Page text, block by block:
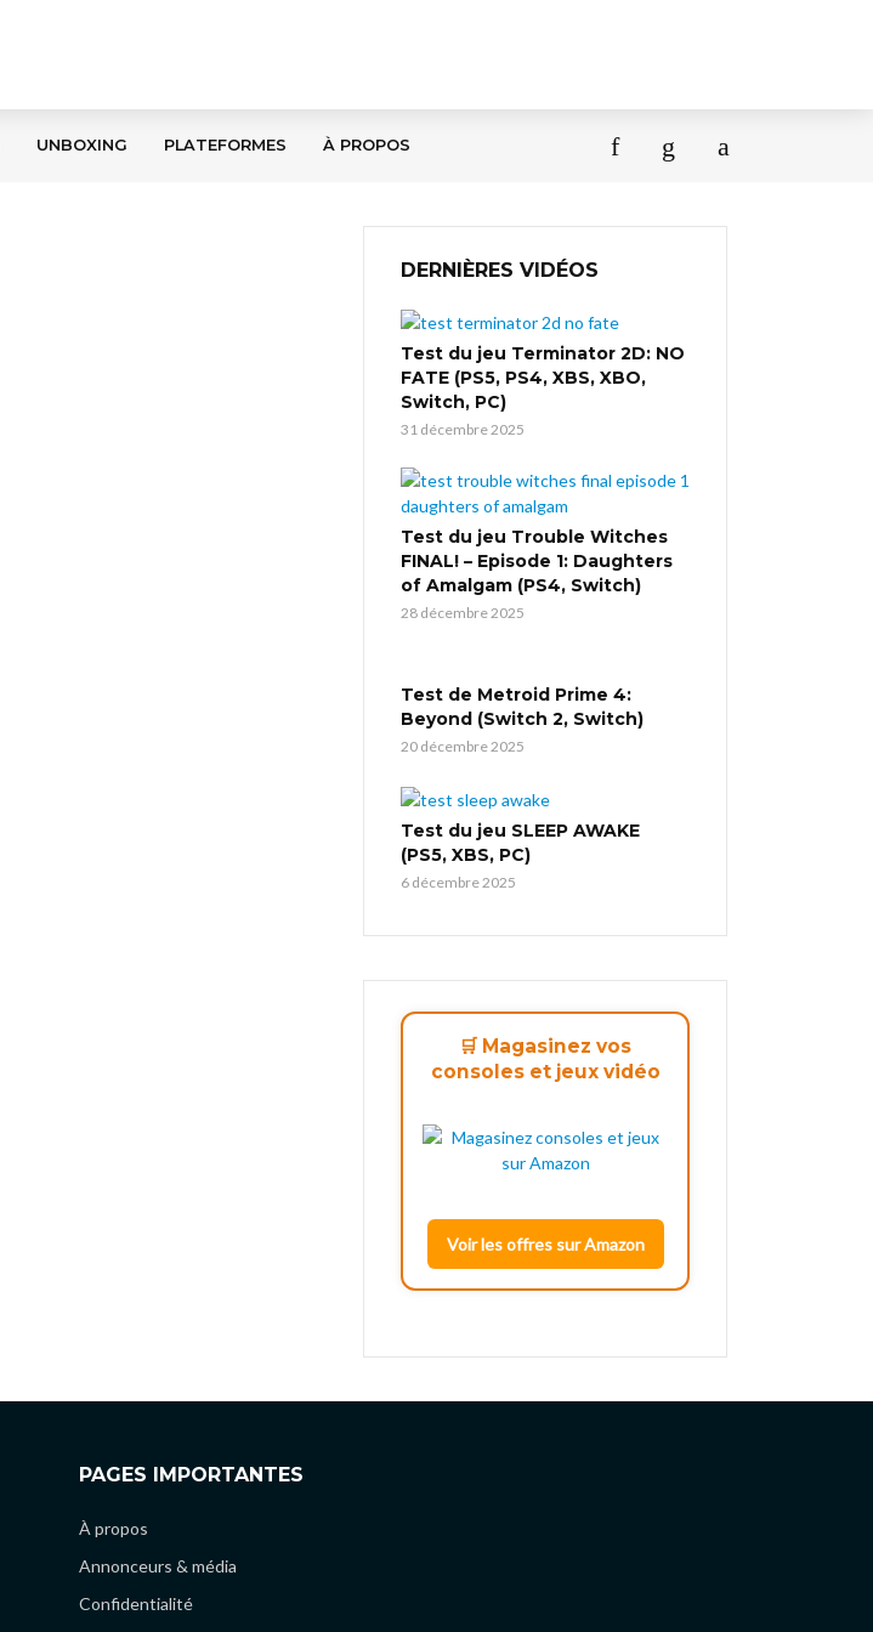
UNBOXING PLATEFORMES À PROPOS
DERNIÈRES VIDÉOS
Test du jeu Terminator 2D: NO
FATE (PS5, PS4, XBS, XBO,
Switch, PC)
31 décembre 2025
Test du jeu Trouble Witches
FINAL! – Episode 1: Daughters
of Amalgam (PS4, Switch)
28 décembre 2025
Test de Metroid Prime 4:
Beyond (Switch 2, Switch)
20 décembre 2025
Test du jeu SLEEP AWAKE
(PS5, XBS, PC)
6 décembre 2025
🛒 Magasinez vos
consoles et jeux vidéo
Voir les offres sur Amazon
PAGES IMPORTANTES
À propos
Annonceurs & média
Confidentialité